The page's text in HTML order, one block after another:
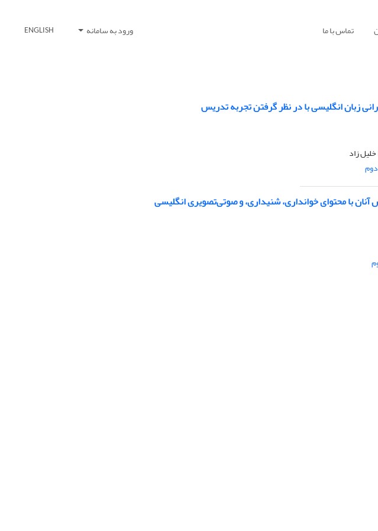
تماس با ما ورود به سامانه ENGLISH
زبان انگلیسی با در نظر گرفتن تجربه تدریس
زاد
آنان با محتوای خوانداری، شنیداری، و صوتی‌تصویری انگلیسی